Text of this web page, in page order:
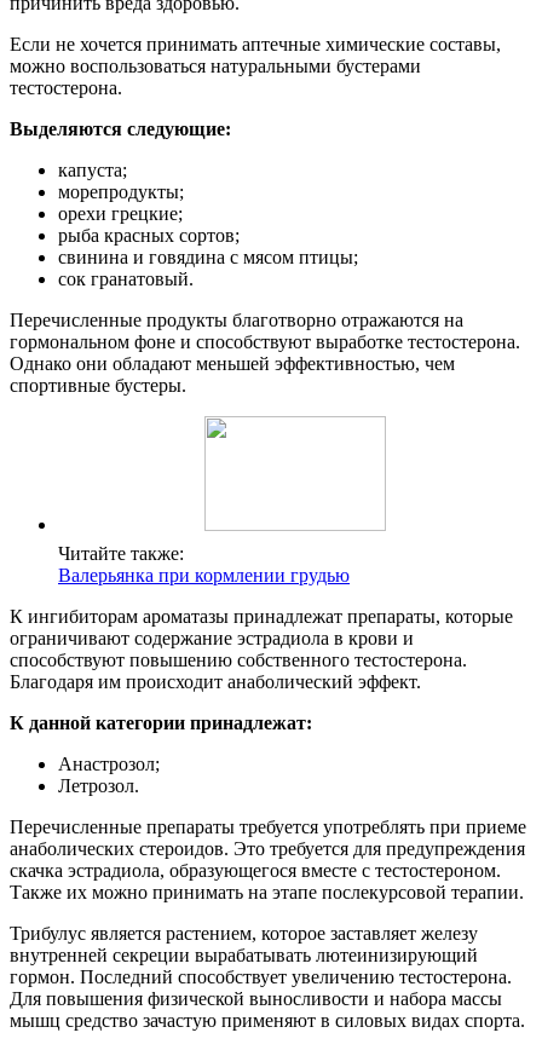
Если не хочется принимать аптечные химические составы,
можно воспользоваться натуральными бустерами
тестостерона.
Выделяются следующие:
капуста;
морепродукты;
орехи грецкие;
рыба красных сортов;
свинина и говядина с мясом птицы;
сок гранатовый.
Перечисленные продукты благотворно отражаются на
гормональном фоне и способствуют выработке тестостерона.
Однако они обладают меньшей эффективностью, чем
спортивные бустеры.
Читайте также:
Валерьянка при кормлении грудью
К ингибиторам ароматазы принадлежат препараты, которые
ограничивают содержание эстрадиола в крови и
способствуют повышению собственного тестостерона.
Благодаря им происходит анаболический эффект.
К данной категории принадлежат:
Анастрозол;
Летрозол.
Перечисленные препараты требуется употреблять при приеме
анаболических стероидов. Это требуется для предупреждения
скачка эстрадиола, образующегося вместе с тестостероном.
Также их можно принимать на этапе послекурсовой терапии.
Трибулус является растением, которое заставляет железу
внутренней секреции вырабатывать лютеинизирующий
гормон. Последний способствует увеличению тестостерона.
Для повышения физической выносливости и набора массы
мышц средство зачастую применяют в силовых видах спорта.